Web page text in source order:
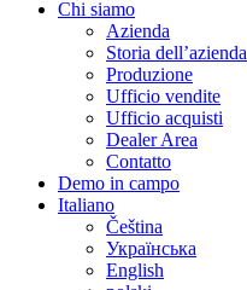
Chi siamo
Azienda
Storia dell’azienda
Produzione
Ufficio vendite
Ufficio acquisti
Dealer Area
Contatto
Demo in campo
Italiano
Čeština
Українська
English